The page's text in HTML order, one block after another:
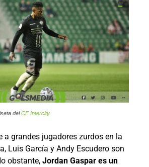
delCF Intercity.
a grandes jugadores zurdos en la
Luis García y Andy Escudero son
obstante, Jordan Gaspar es un